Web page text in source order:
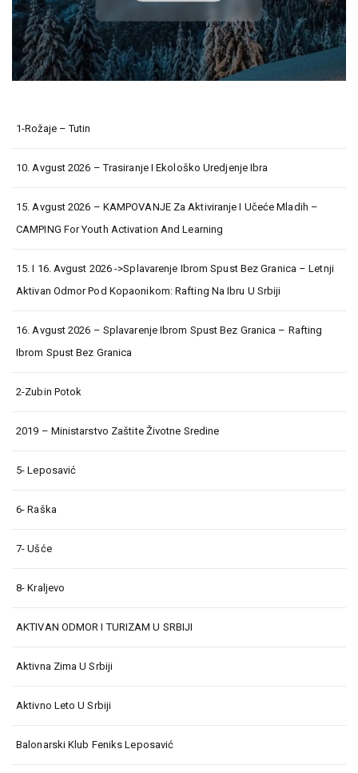
1-Rožaje – Tutin
10. Avgust 2026 – Trasiranje I Ekološko Uredjenje Ibra
15. Avgust 2026 – KAMPOVANJE Za Aktiviranje I Učeće Mladih –
CAMPING For Youth Activation And Learning
15. I 16. Avgust 2026 ->Splavarenje Ibrom Spust Bez Granica – Letnji
Aktivan Odmor Pod Kopaonikom: Rafting Na Ibru U Srbiji
16. Avgust 2026 – Splavarenje Ibrom Spust Bez Granica – Rafting
Ibrom Spust Bez Granica
2-Zubin Potok
2019 – Ministarstvo Zaštite Životne Sredine
5- Leposavić
6- Raška
7- Ušće
8- Kraljevo
AKTIVAN ODMOR I TURIZAM U SRBIJI
Aktivna Zima U Srbiji
Aktivno Leto U Srbiji
Balonarski Klub Feniks Leposavić